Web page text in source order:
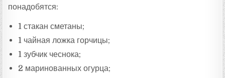
понадобятся:
1 стакан сметаны;
1 чайная ложка горчицы;
1 зубчик чеснока;
2 маринованных огурца;